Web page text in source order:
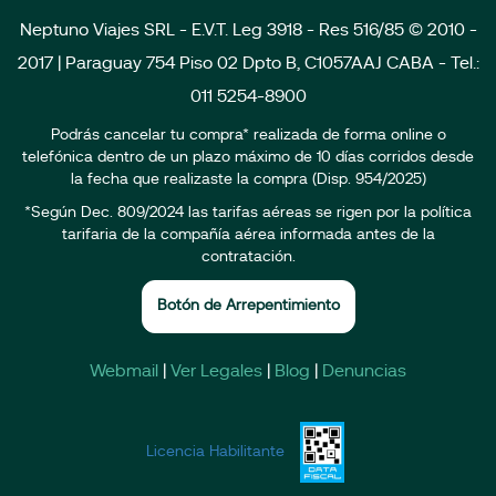
Neptuno Viajes SRL - E.V.T. Leg 3918 - Res 516/85 © 2010 -
2017 | Paraguay 754 Piso 02 Dpto B, C1057AAJ CABA - Tel.:
011 5254-8900
Podrás cancelar tu compra* realizada de forma online o
telefónica dentro de un plazo máximo de 10 días corridos desde
la fecha que realizaste la compra (Disp. 954/2025)
*Según Dec. 809/2024 las tarifas aéreas se rigen por la política
tarifaria de la compañía aérea informada antes de la
contratación.
Botón de Arrepentimiento
Webmail Ver Legales Blog Denuncias
Licencia Habilitante